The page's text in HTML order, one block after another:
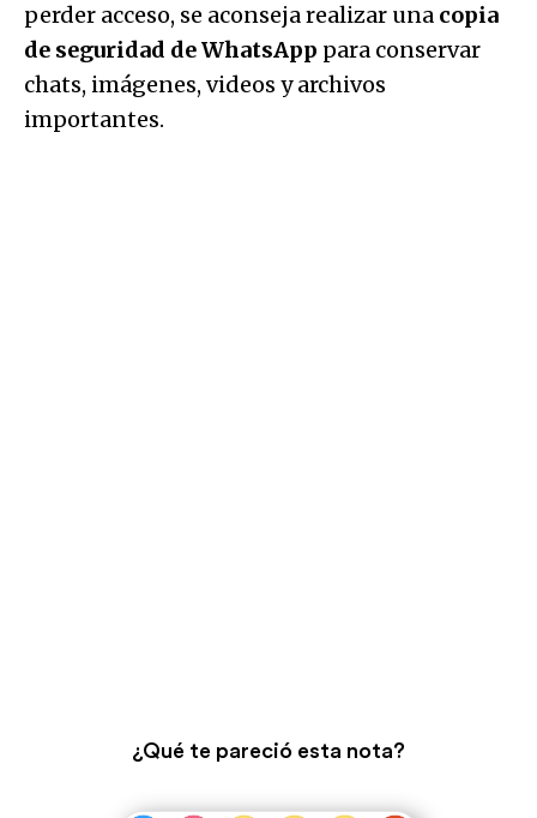
perder acceso, se aconseja realizar una copia
de seguridad de WhatsApp para conservar
chats, imágenes, videos y archivos
importantes.
¿Qué te pareció esta nota?